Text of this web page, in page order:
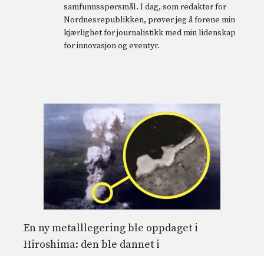
samfunnsspørsmål. I dag, som redaktør for
Nordnesrepublikken, prøver jeg å forene min
kjærlighet for journalistikk med min lidenskap
for innovasjon og eventyr.
En ny metalllegering ble oppdaget i
Hiroshima: den ble dannet i